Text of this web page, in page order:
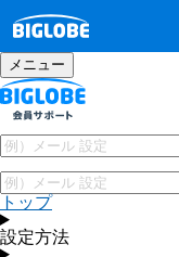
メニュー
トップ
設定方法